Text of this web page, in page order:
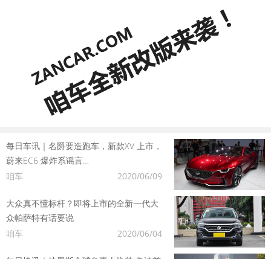
每日车讯｜名爵要造跑车，新款XV 上市，
蔚来EC6 爆炸系谣言…
咱车
2020/06/09
大众真不懂标杆？即将上市的全新一代大
众帕萨特有话要说
咱车
2020/06/04